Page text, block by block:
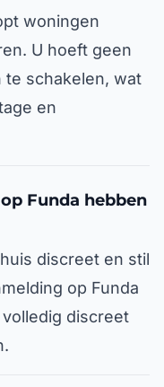
woningen
U hoeft geen
te schakelen, wat
en
Funda hebben
discreet en stil
op Funda
discreet